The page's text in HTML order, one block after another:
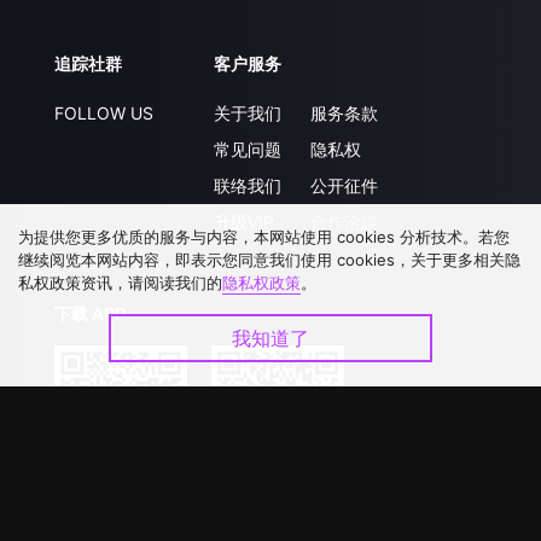
追踪社群
FOLLOW US
客户服务
关于我们
常见问题
联络我们
服务条款
隐私权
公开征件
下载 APP
为提供您更多优质的服务与内容，本网站使用 cookies 分析技术。若您
继续阅览本网站内容，即表示您同意我们使用 cookies，关于更多相关隐
私权政策资讯，请阅读我们的隐私权政策。
我知道了